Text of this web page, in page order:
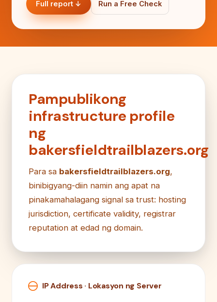
Full report ↓ Run a Free Check
Pampublikong
infrastructure profile
ng
bakersfieldtrailblazers.org
Para sa bakersfieldtrailblazers.org,
binibigyang-diin namin ang apat na
pinakamahalagang signal sa trust: hosting
jurisdiction, certificate validity, registrar
reputation at edad ng domain.
IP Address · Lokasyon ng Server